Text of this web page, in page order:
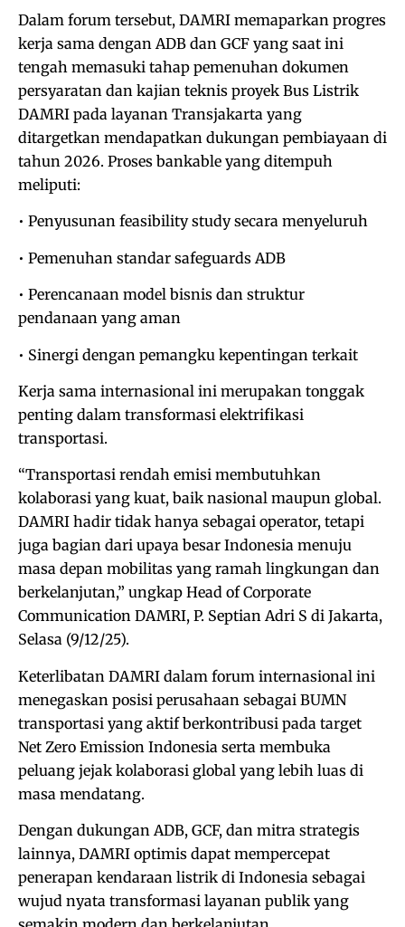
Dalam forum tersebut, DAMRI memaparkan progres
kerja sama dengan ADB dan GCF yang saat ini
tengah memasuki tahap pemenuhan dokumen
persyaratan dan kajian teknis proyek Bus Listrik
DAMRI pada layanan Transjakarta yang
ditargetkan mendapatkan dukungan pembiayaan di
tahun 2026. Proses bankable yang ditempuh
meliputi:
• Penyusunan feasibility study secara menyeluruh
• Pemenuhan standar safeguards ADB
• Perencanaan model bisnis dan struktur
pendanaan yang aman
• Sinergi dengan pemangku kepentingan terkait
Kerja sama internasional ini merupakan tonggak
penting dalam transformasi elektrifikasi
transportasi.
“Transportasi rendah emisi membutuhkan
kolaborasi yang kuat, baik nasional maupun global.
DAMRI hadir tidak hanya sebagai operator, tetapi
juga bagian dari upaya besar Indonesia menuju
masa depan mobilitas yang ramah lingkungan dan
berkelanjutan,” ungkap Head of Corporate
Communication DAMRI, P. Septian Adri S di Jakarta,
Selasa (9/12/25).
Keterlibatan DAMRI dalam forum internasional ini
menegaskan posisi perusahaan sebagai BUMN
transportasi yang aktif berkontribusi pada target
Net Zero Emission Indonesia serta membuka
peluang jejak kolaborasi global yang lebih luas di
masa mendatang.
Dengan dukungan ADB, GCF, dan mitra strategis
lainnya, DAMRI optimis dapat mempercepat
penerapan kendaraan listrik di Indonesia sebagai
wujud nyata transformasi layanan publik yang